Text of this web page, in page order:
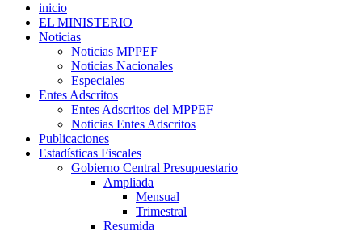
inicio
EL MINISTERIO
Noticias
Noticias MPPEF
Noticias Nacionales
Especiales
Entes Adscritos
Entes Adscritos del MPPEF
Noticias Entes Adscritos
Publicaciones
Estadísticas Fiscales
Gobierno Central Presupuestario
Ampliada
Mensual
Trimestral
Resumida